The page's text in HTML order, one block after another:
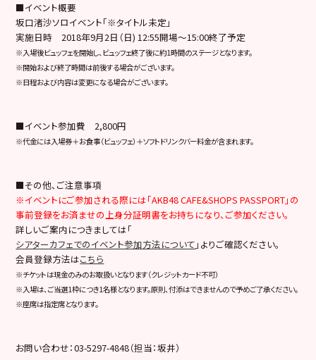
■イベント概要
坂口渚沙ソロイベント「※タイトル未定」
実施日時 2018年9月2日（日) 12:55開場～15:00終了予定
※入場後ビュッフェを開始し、ビュッフェ終了後に約1時間のステージとなります。
※開始および終了時間は前後する場合がございます。
※日程および内容は変更になる場合がございます。
■イベント参加費 2,800円
※代金には入場券＋お食事（ビュッフェ）＋ソフトドリンクバー料金が含まれます。
■その他、ご注意事項
※イベントにご参加される際には「AKB48 CAFE&SHOPS PASSPORT」の
事前登録をお済ませの上身分証明書をお持ちになり、ご参加ください。
詳しいご案内につきましては「
シアターカフェでのイベント参加方法について 」よりご確認ください。
会員登録方法はこちら
※チケットは現金のみのお取扱いとなります（クレジットカード不可）
※入場は、ご当選1枠につき1名様となります。原則、付添はできませんので予めご了承ください。
※座席は指定席となります。
お問い合わせ：03-5297-4848（担当：坂井）